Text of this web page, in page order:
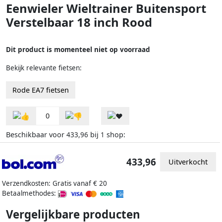
Eenwieler Wieltrainer Buitensport
Verstelbaar 18 inch Rood
Dit product is momenteel niet op voorraad
Bekijk relevante fietsen:
Rode EA7 fietsen
0
Beschikbaar voor 433,96 bij 1 shop:
Verzendkosten: Gratis vanaf € 20
Betaalmethodes:
433,96 Uitverkocht
Vergelijkbare producten